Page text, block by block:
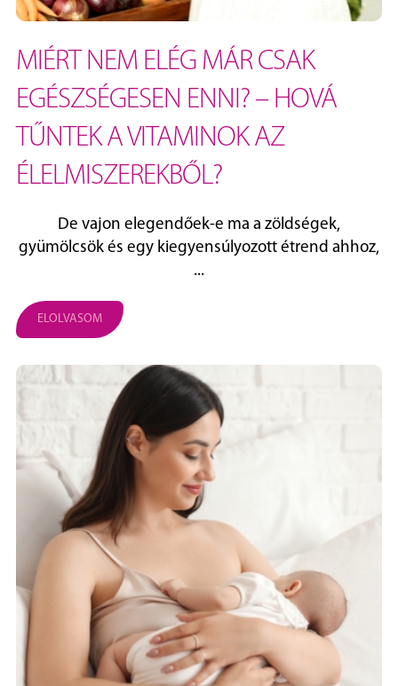
MIÉRT NEM ELÉG MÁR CSAK
EGÉSZSÉGESEN ENNI? – HOVÁ
TŰNTEK A VITAMINOK AZ
ÉLELMISZEREKBŐL?
De vajon elegendőek-e ma a zöldségek,
gyümölcsök és egy kiegyensúlyozott étrend ahhoz,
...
ELOLVASOM